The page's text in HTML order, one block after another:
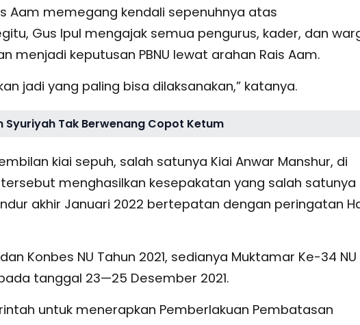
Aam memegang kendali sepenuhnya atas
Gus Ipul mengajak semua pengurus, kader, dan
menjadi keputusan PBNU lewat arahan Rais Aam.
jadi yang paling bisa dilaksanakan,” katanya.
Syuriyah Tak Berwenang Copot Ketum
kiai sepuh, salah satunya Kiai Anwar Manshur, di
menghasilkan kesepakatan yang salah satunya
akhir Januari 2022 bertepatan dengan peringatan
Konbes NU Tahun 2021, sedianya Muktamar Ke-34 NU
tanggal 23—25 Desember 2021.
untuk menerapkan Pemberlakuan Pembatasan